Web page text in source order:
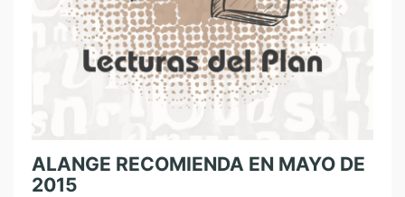
ALANGE RECOMIENDA EN MAYO DE
2015